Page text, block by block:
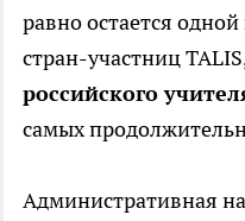
равно остается
стран-участниц
российского
самых
Административная